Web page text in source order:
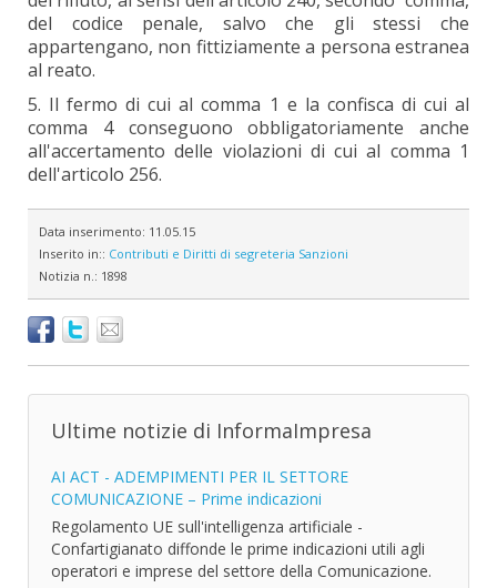
del codice penale, salvo che gli stessi che
appartengano, non fittiziamente a persona estranea
al reato.
5. Il fermo di cui al comma 1 e la confisca di cui al
comma 4 conseguono obbligatoriamente anche
all'accertamento delle violazioni di cui al comma 1
dell'articolo 256.
Data inserimento: 11.05.15
Inserito in:: Contributi e Diritti di segreteria Sanzioni
Notizia n.: 1898
Ultime notizie di InformaImpresa
AI ACT - ADEMPIMENTI PER IL SETTORE
COMUNICAZIONE – Prime indicazioni
Regolamento UE sull'intelligenza artificiale -
Confartigianato diffonde le prime indicazioni utili agli
operatori e imprese del settore della Comunicazione.